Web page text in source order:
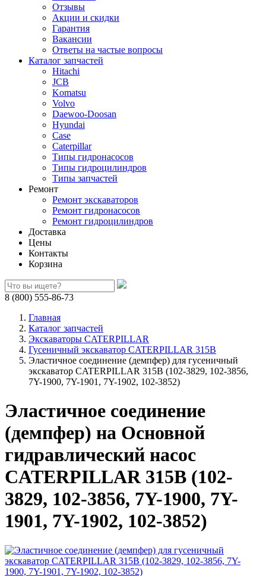
Отзывы
Акции и скидки
Гарантия
Вакансии
Ответы на частые вопросы
Каталог запчастей
Hitachi
JCB
Komatsu
Volvo
Daewoo-Doosan
Hyundai
Case
Caterpillar
Типы гидронасосов
Типы гидроцилиндров
Типы запчастей
Ремонт
Ремонт экскаваторов
Ремонт гидронасосов
Ремонт гидроцилиндров
Доставка
Цены
Контакты
Корзина
8 (800) 555-86-73
Главная
Каталог запчастей
Экскаваторы CATERPILLAR
Гусеничный экскаватор CATERPILLAR 315B
Эластичное соединение (демпфер) для гусеничный
экскаватор CATERPILLAR 315B (102-3829, 102-3856,
7Y-1900, 7Y-1901, 7Y-1902, 102-3852)
Эластичное соединение
(демпфер) на Основной
гидравлический насос
CATERPILLAR 315B (102-
3829, 102-3856, 7Y-1900, 7Y-
1901, 7Y-1902, 102-3852)